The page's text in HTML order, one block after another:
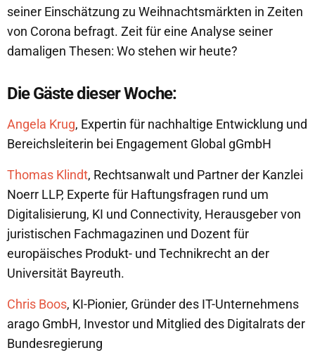
seiner Einschätzung zu Weihnachtsmärkten in Zeiten
von Corona befragt. Zeit für eine Analyse seiner
damaligen Thesen: Wo stehen wir heute?
Die Gäste dieser Woche:
Angela Krug, Expertin für nachhaltige Entwicklung und
Bereichsleiterin bei Engagement Global gGmbH
Thomas Klindt, Rechtsanwalt und Partner der Kanzlei
Noerr LLP, Experte für Haftungsfragen rund um
Digitalisierung, KI und Connectivity, Herausgeber von
juristischen Fachmagazinen und Dozent für
europäisches Produkt- und Technikrecht an der
Universität Bayreuth.
Chris Boos, KI-Pionier, Gründer des IT-Unternehmens
arago GmbH, Investor und Mitglied des Digitalrats der
Bundesregierung